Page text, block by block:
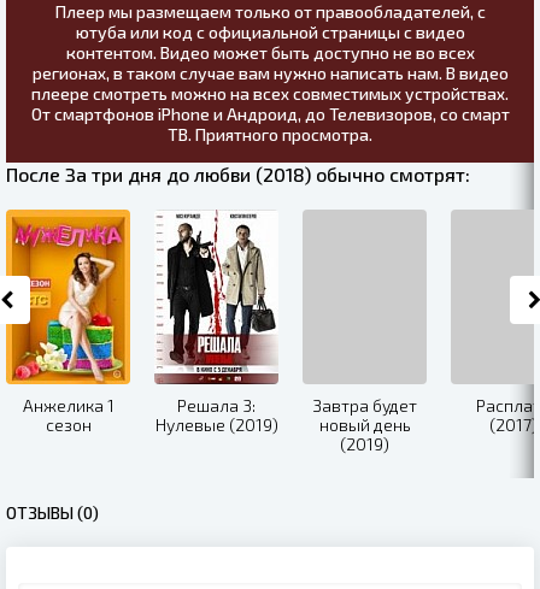
Плеер мы размещаем только от правообладателей, с
ютуба или код с официальной страницы с видео
контентом. Видео может быть доступно не во всех
регионах, в таком случае вам нужно написать нам. В видео
плеере смотреть можно на всех совместимых устройствах.
От смартфонов iPhone и Андроид, до Телевизоров, со смарт
ТВ. Приятного просмотра.
После За три дня до любви (2018) обычно смотрят:
Анжелика 1
сезон
Решала 3:
Нулевые (2019)
Завтра будет
новый день
(2019)
(2017)
ОТЗЫВЫ (0)